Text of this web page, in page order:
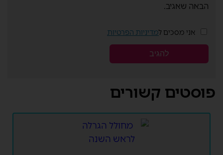
הבאה שאגיב.
אני מסכים למדיניות הפרטיות
פוסטים קשורים